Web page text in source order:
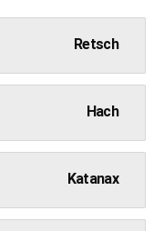
Retsch
Hach
Katanax